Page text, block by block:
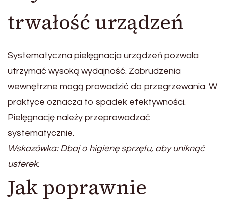
trwałość urządzeń
Systematyczna pielęgnacja urządzeń pozwala
utrzymać wysoką wydajność. Zabrudzenia
wewnętrzne mogą prowadzić do przegrzewania. W
praktyce oznacza to spadek efektywności.
Pielęgnację należy przeprowadzać
systematycznie.
Wskazówka: Dbaj o higienę sprzętu, aby uniknąć
usterek.
Jak poprawnie